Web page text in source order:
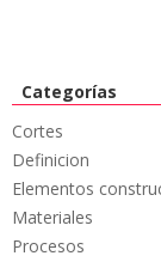
Categorías
Cortes
Definicion
Elementos
Materiales
Procesos